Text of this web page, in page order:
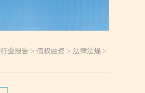
行业报告 > 债权融资 > 法律法规 >